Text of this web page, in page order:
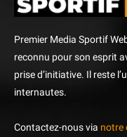
Premier Media Sportif
reconnu pour son esprit
prise d’initiative. Il reste
internautes.
Contactez-nous via notre